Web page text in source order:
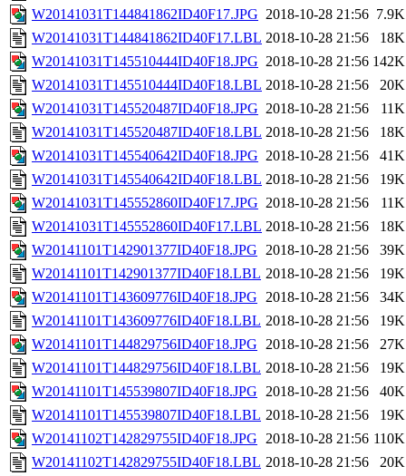
W20141031T144841862ID40F17.JPG 2018-10-28 21:56 7.9K
W20141031T144841862ID40F17.LBL 2018-10-28 21:56
18K
W20141031T145510444ID40F18.JPG 2018-10-28 21:56 142K
W20141031T145510444ID40F18.LBL 2018-10-28 21:56
20K
W20141031T145520487ID40F18.JPG 2018-10-28 21:56
11K
W20141031T145520487ID40F18.LBL 2018-10-28 21:56
18K
W20141031T145540642ID40F18.JPG 2018-10-28 21:56
41K
W20141031T145540642ID40F18.LBL 2018-10-28 21:56
19K
W20141031T145552860ID40F17.JPG 2018-10-28 21:56
11K
W20141031T145552860ID40F17.LBL 2018-10-28 21:56
18K
W20141101T142901377ID40F18.JPG 2018-10-28 21:56
39K
W20141101T142901377ID40F18.LBL 2018-10-28 21:56
19K
W20141101T143609776ID40F18.JPG 2018-10-28 21:56
34K
W20141101T143609776ID40F18.LBL 2018-10-28 21:56
19K
W20141101T144829756ID40F18.JPG 2018-10-28 21:56
27K
W20141101T144829756ID40F18.LBL 2018-10-28 21:56
19K
W20141101T145539807ID40F18.JPG 2018-10-28 21:56
40K
W20141101T145539807ID40F18.LBL 2018-10-28 21:56
19K
W20141102T142829755ID40F18.JPG 2018-10-28 21:56 110K
W20141102T142829755ID40F18.LBL 2018-10-28 21:56
20K